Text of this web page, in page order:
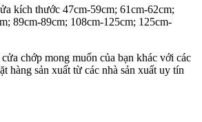
kích thước 47cm-59cm; 61cm-62cm;
89cm-89cm; 108cm-125cm; 125cm-
chớp mong muốn của bạn khác với các
hàng sản xuất từ các nhà sản xuất uy tín